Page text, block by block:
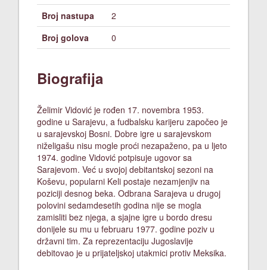
Broj nastupa
2
Broj golova
0
Biografija
Želimir Vidović je rođen 17. novembra 1953.
godine u Sarajevu, a fudbalsku karijeru započeo je
u sarajevskoj Bosni. Dobre igre u sarajevskom
niželigašu nisu mogle proći nezapaženo, pa u ljeto
1974. godine Vidović potpisuje ugovor sa
Sarajevom. Već u svojoj debitantskoj sezoni na
Koševu, popularni Keli postaje nezamjenjiv na
poziciji desnog beka. Odbrana Sarajeva u drugoj
polovini sedamdesetih godina nije se mogla
zamisliti bez njega, a sjajne igre u bordo dresu
donijele su mu u februaru 1977. godine poziv u
državni tim. Za reprezentaciju Jugoslavije
debitovao je u prijateljskoj utakmici protiv Meksika.